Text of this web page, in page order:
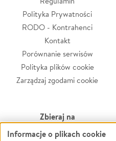
Polityka Prywatności
RODO - Kontrahenci
Kontakt
Porównanie serwisów
Polityka plików cookie
Zarządzaj zgodami cookie
Zbieraj na
Informacje o plikach cookie